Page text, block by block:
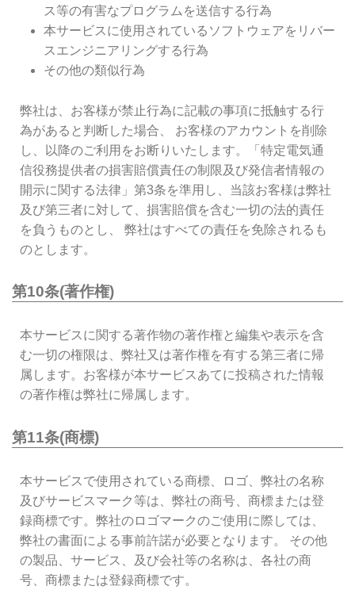
ス等の有害なプログラムを送信する行為
本サービスに使用されているソフトウェアをリバー
スエンジニアリングする行為
その他の類似行為
弊社は、お客様が禁止行為に記載の事項に抵触する行
為があると判断した場合、 お客様のアカウントを削除
し、以降のご利用をお断りいたします。「特定電気通
信役務提供者の損害賠償責任の制限及び発信者情報の
開示に関する法律」第3条を準用し、当該お客様は弊社
及び第三者に対して、損害賠償を含む一切の法的責任
を負うものとし、 弊社はすべての責任を免除されるも
のとします。
第10条(著作権)
本サービスに関する著作物の著作権と編集や表示を含
む一切の権限は、弊社又は著作権を有する第三者に帰
属します。お客様が本サービスあてに投稿された情報
の著作権は弊社に帰属します。
第11条(商標)
本サービスで使用されている商標、ロゴ、弊社の名称
及びサービスマーク等は、弊社の商号、商標または登
録商標です。弊社のロゴマークのご使用に際しては、
弊社の書面による事前許諾が必要となります。 その他
の製品、サービス、及び会社等の名称は、各社の商
号、商標または登録商標です。